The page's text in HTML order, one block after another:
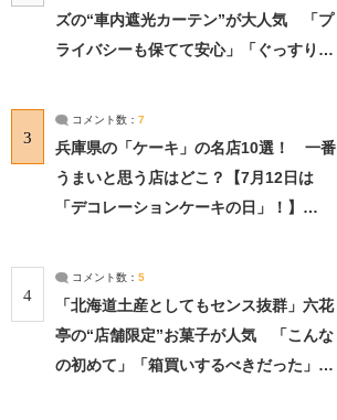
ズの“車内遮光カーテン”が大人気 「プ
ライバシーも保てて安心」「ぐっすり眠
3
コメント数： 7
兵庫県の「ケーキ」の名店10選！ 一番
うまいと思う店はどこ？【7月12日は
「デコレーションケーキの日」！】
4
コメント数： 5
「北海道土産としてもセンス抜群」六花
亭の“店舗限定”お菓子が人気 「こんな
の初めて」「箱買いするべきだった」